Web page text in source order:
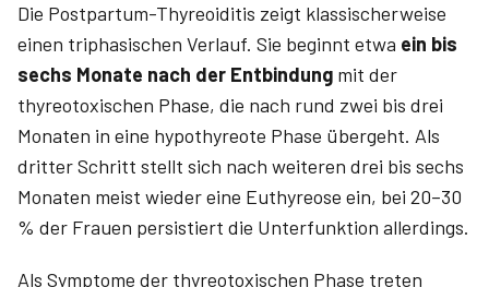
Die Postpartum-Thyreoiditis zeigt klassischerweise
einen triphasischen Verlauf. Sie beginnt etwa ein bis
sechs Monate nach der Entbindung mit der
thyreotoxischen Phase, die nach rund zwei bis drei
Monaten in eine hypothyreote Phase übergeht. Als
dritter Schritt stellt sich nach weiteren drei bis sechs
Monaten meist wieder eine Euthyreose ein, bei 20–30
% der Frauen persistiert die Unterfunktion allerdings.
Als Symptome der thyreotoxischen Phase treten